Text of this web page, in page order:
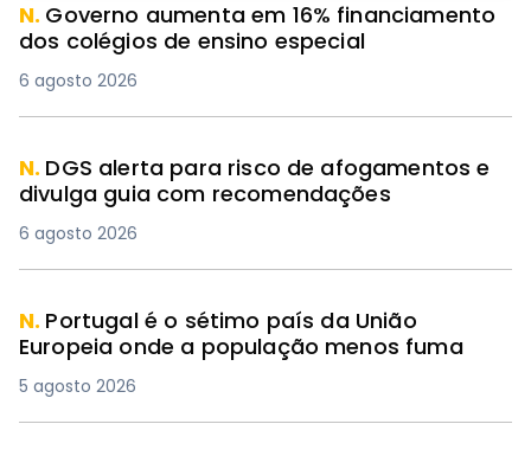
N. Governo aumenta em 16% financiamento
dos colégios de ensino especial
6 agosto 2026
N. DGS alerta para risco de afogamentos e
divulga guia com recomendações
6 agosto 2026
N. Portugal é o sétimo país da União
Europeia onde a população menos fuma
5 agosto 2026